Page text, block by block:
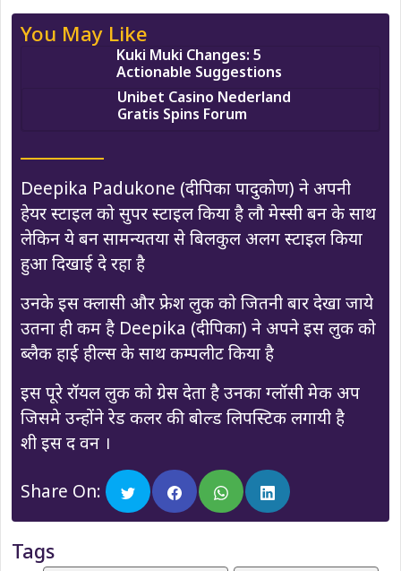
You May Like
Kuki Muki Changes: 5
Actionable Suggestions
Unibet Casino Nederland
Gratis Spins Forum
Deepika Padukone (दीपिका पादुकोण) ने अपनी
हेयर स्टाइल को सुपर स्टाइल किया है लौ मेस्सी बन के साथ
लेकिन ये बन सामन्यतया से बिलकुल अलग स्टाइल किया
हुआ दिखाई दे रहा है
उनके इस क्लासी और फ्रेश लुक को जितनी बार देखा जाये
उतना ही कम है Deepika (दीपिका) ने अपने इस लुक को
ब्लैक हाई हील्स के साथ कम्पलीट किया है
इस पूरे रॉयल लुक को ग्रेस देता है उनका ग्लॉसी मेक अप
जिसमे उन्होंने रेड कलर की बोल्ड लिपस्टिक लगायी है
शी इस द वन ।
Share On:
Tags